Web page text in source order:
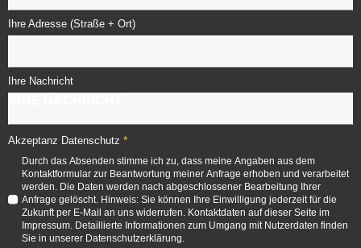
Ihre Adresse (Straße + Ort)
Ihre Nachricht
Akzeptanz Datenschutz *
Durch das Absenden stimme ich zu, dass meine Angaben aus dem
Kontaktformular zur Beantwortung meiner Anfrage erhoben und verarbeitet
werden. Die Daten werden nach abgeschlossener Bearbeitung Ihrer
Anfrage gelöscht. Hinweis: Sie können Ihre Einwilligung jederzeit für die
Zukunft per E-Mail an uns widerrufen. Kontaktdaten auf dieser Seite im
Impressum. Detaillierte Informationen zum Umgang mit Nutzerdaten finden
Sie in unserer Datenschutzerklärung.